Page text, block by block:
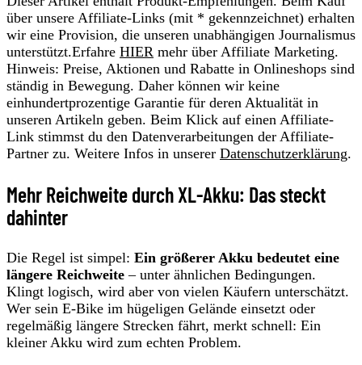
über unsere Affiliate-Links (mit * gekennzeichnet) erhalten
wir eine Provision, die unseren unabhängigen Journalismus
unterstützt.Erfahre HIER mehr über Affiliate Marketing.
Hinweis: Preise, Aktionen und Rabatte in Onlineshops sind
ständig in Bewegung. Daher können wir keine
einhundertprozentige Garantie für deren Aktualität in
unseren Artikeln geben. Beim Klick auf einen Affiliate-
Link stimmst du den Datenverarbeitungen der Affiliate-
Partner zu. Weitere Infos in unserer Datenschutzerklärung.
Mehr Reichweite durch XL-Akku: Das steckt
dahinter
Die Regel ist simpel: Ein größerer Akku bedeutet eine
längere Reichweite – unter ähnlichen Bedingungen.
Klingt logisch, wird aber von vielen Käufern unterschätzt.
Wer sein E-Bike im hügeligen Gelände einsetzt oder
regelmäßig längere Strecken fährt, merkt schnell: Ein
kleiner Akku wird zum echten Problem.